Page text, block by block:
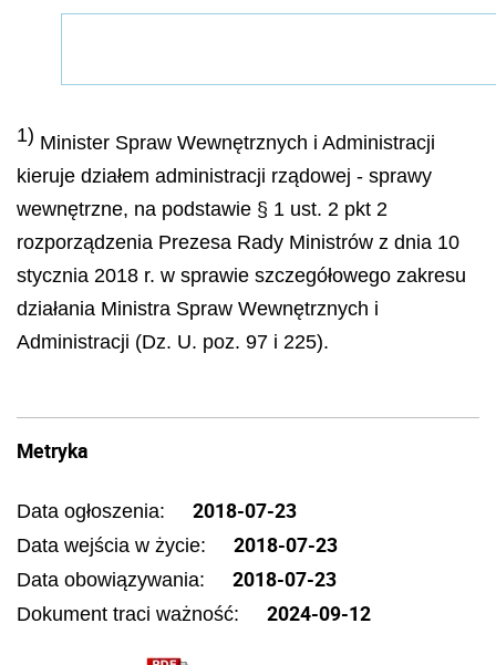
1) Minister Spraw Wewnętrznych i Administracji
kieruje działem administracji rządowej - sprawy
wewnętrzne, na podstawie § 1 ust. 2 pkt 2
rozporządzenia Prezesa Rady Ministrów z dnia 10
stycznia 2018 r. w sprawie szczegółowego zakresu
działania Ministra Spraw Wewnętrznych i
Administracji (Dz. U. poz. 97 i 225).
Metryka
Data ogłoszenia: 2018-07-23
Data wejścia w życie: 2018-07-23
Data obowiązywania: 2018-07-23
Dokument traci ważność: 2024-09-12